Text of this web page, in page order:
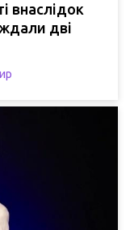
внаслідок
дві